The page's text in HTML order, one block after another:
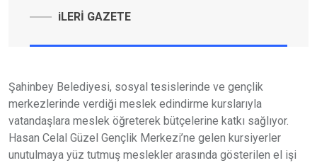
iLERİ GAZETE
Şahinbey Belediyesi, sosyal tesislerinde ve gençlik
merkezlerinde verdiği meslek edindirme kurslarıyla
vatandaşlara meslek öğreterek bütçelerine katkı sağlıyor.
Hasan Celal Güzel Gençlik Merkezi’ne gelen kursiyerler
unutulmaya yüz tutmuş meslekler arasında gösterilen el işi